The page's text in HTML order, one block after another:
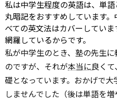
私は中学生程度の英語は、単
丸暗記をおすすめしています
べての英文法はカバーしてい
網羅しているからです。
私が中学生のとき、塾の先生
のですが、それが本当に良く
礎となっています。おかげで
しませんでした（後は単語を増